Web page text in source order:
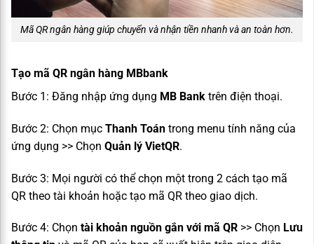
Mã QR ngân hàng giúp chuyển và nhận tiền nhanh và an toàn hơn.
Tạo mã QR ngân hàng MBbank
Bước 1: Đăng nhập ứng dụng MB Bank trên điện thoại.
Bước 2: Chọn mục Thanh Toán trong menu tính năng của
ứng dụng >> Chọn Quản lý VietQR.
Bước 3: Mọi người có thể chọn một trong 2 cách tạo mã
QR theo tài khoản hoặc tạo mã QR theo giao dịch.
Bước 4: Chọn tài khoản nguồn gắn với mã QR >> Chọn Lưu